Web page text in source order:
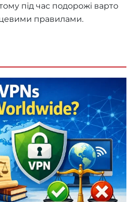
під час подорожі варто
правилами.